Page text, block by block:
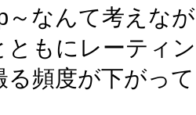
～なんて考えな
ともにレーティ
る頻度が下がっ